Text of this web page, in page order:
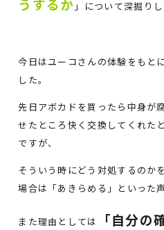
うするか 」について深掘り
今日はユーコさんの体験をもと
した。
先日アボカドを買ったら中身が
せたところ快く交換してくれた
ですが、
そういう時にどう対処するのか
場合は「あきらめる」といった
また理由としては
「自分の